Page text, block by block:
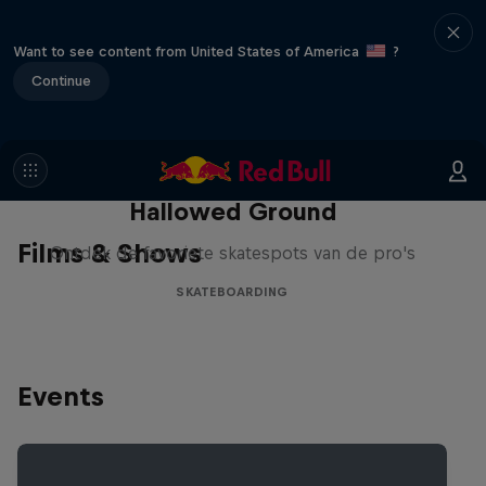
Want to see content from United States of America
?
Continue
Films & Shows
Hallowed Ground
Ontdek de favoriete skatespots van de pro's
SKATEBOARDING
Events